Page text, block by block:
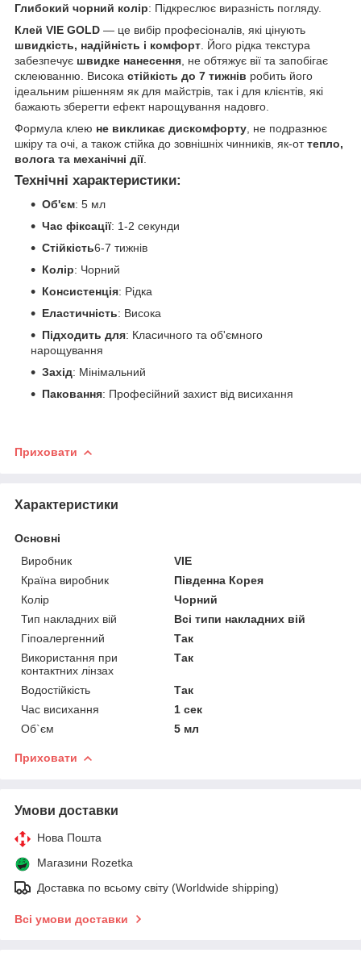
Глибокий чорний колір: Підкреслює виразність погляду.
Клей VIE GOLD — це вибір професіоналів, які цінують
швидкість, надійність і комфорт . Його рідка текстура
забезпечує швидке нанесення , не обтяжує вії та запобігає
склеюванню. Висока стійкість до 7 тижнів робить його
ідеальним рішенням як для майстрів, так і для клієнтів, які
бажають зберегти ефект нарощування надовго.
Формула клею не викликає дискомфорту , не подразнює
шкіру та очі, а також стійка до зовнішніх чинників, як-оттепло,
волога та механічні дії.
Технічні характеристики:
Об'єм: 5 мл
Час фіксації: 1-2 секунди
Стійкість6-7 тижнів
Колір: Чорний
Консистенція: Рідка
Еластичність: Висока
Підходить для: Класичного та об'ємного
нарощування
Захід: Мінімальний
Паковання: Професійний захист від висихання
Приховати
Характеристики
Основні
Виробник
VIE
Країна виробник
Південна Корея
Колір
Чорний
Тип накладних вій
Всі типи накладних вій
Гіпоалергенний
Так
Використання при
контактних лінзах
Так
Водостійкість
Так
Час висихання
1 сек
Об`єм
5 мл
Приховати
Умови доставки
Нова Пошта
Магазини Rozetka
Доставка по всьому світу (Worldwide shipping)
Всі умови доставки